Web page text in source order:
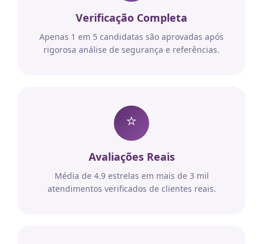
Verificação Completa
Apenas 1 em 5 candidatas são aprovadas após
rigorosa análise de segurança e referências.
⭐
Avaliações Reais
Média de 4.9 estrelas em mais de 3 mil
atendimentos verificados de clientes reais.